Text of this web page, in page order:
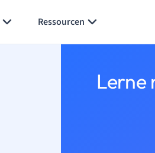
Ressourcen
Lerne